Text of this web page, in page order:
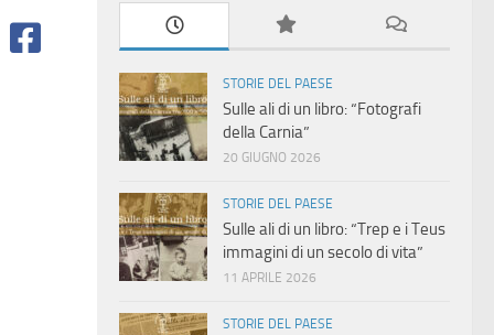
STORIE DEL PAESE
Sulle ali di un libro: “Fotografi
della Carnia”
20 GIUGNO 2026
STORIE DEL PAESE
Sulle ali di un libro: “Trep e i Teus
immagini di un secolo di vita”
11 APRILE 2026
STORIE DEL PAESE